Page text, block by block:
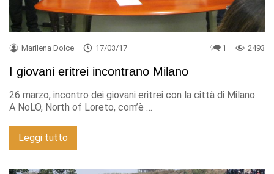
Marilena Dolce 17/03/17 1 2493
I giovani eritrei incontrano Milano
26 marzo, incontro dei giovani eritrei con la città di Milano.
A NoLO, North of Loreto, com’è …
Leggi tutto